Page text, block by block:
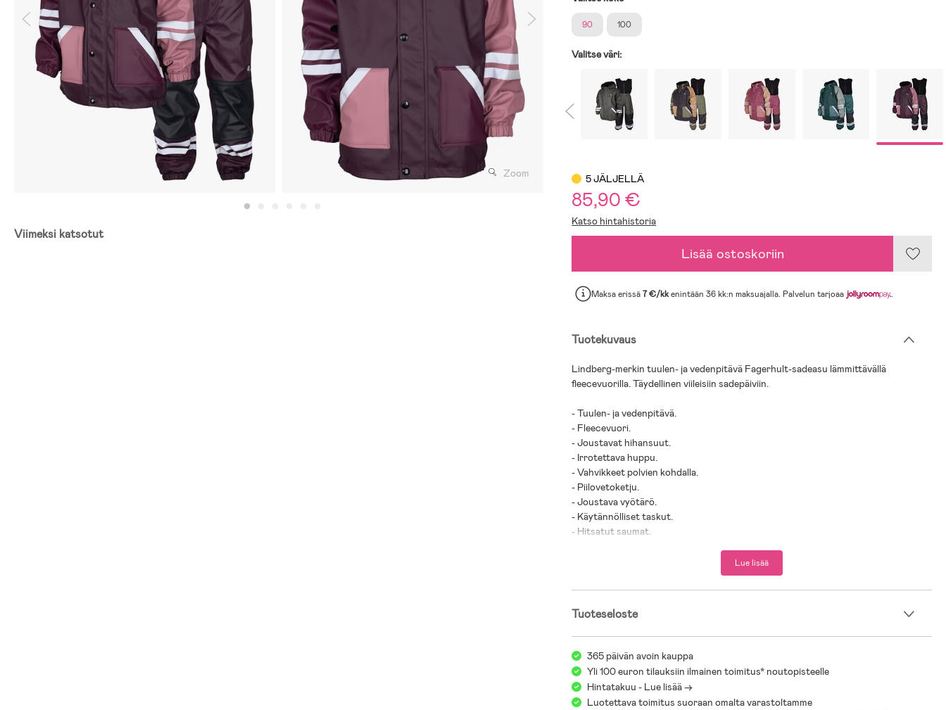
Zoom
Viimeksi katsotut
90 100
Valitse väri:
5 JÄLJELLÄ
85,90 €
Katso hintahistoria
Lisää ostoskoriin
Maksa erissä7 €/kkenintään 36 kk:n maksuajalla. Palvelun tarjoaa .
Tuotekuvaus
Lindberg-merkin tuulen- ja vedenpitävä Fagerhult-sadeasu lämmittävällä
fleecevuorilla. Täydellinen viileisiin sadepäiviin.
- Tuulen- ja vedenpitävä.
- Fleecevuori.
- Joustavat hihansuut.
- Irrotettava huppu.
- Vahvikkeet polvien kohdalla.
- Piilovetoketju.
- Joustava vyötärö.
- Käytännölliset taskut.
- Hitsatut saumat.
- Suojaa kylmältä, tuulelta ja sateelta.
- Housuissa on selän ja rinnan peittävä fleeceyläosa, jonka olkaimet kiinnitetään
- Tuotteelle on myönnetty Öko-Tex®-sertifikaatti, joten se ei sisällä haitallisia
kemikaaleja.
- 100 % PU.
- Vuori: 100 % Polyesterifleece.
Lue lisää
Tuoteseloste
365 päivän avoin kauppa
Yli 100 euron tilauksiin ilmainen toimitus* noutopisteelle
Hintatakuu - Lue lisää ->
Luotettava toimitus suoraan omalta varastoltamme